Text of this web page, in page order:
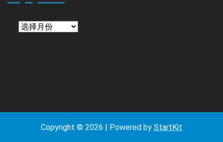
Copyright © 2026 | Powered by StartKit